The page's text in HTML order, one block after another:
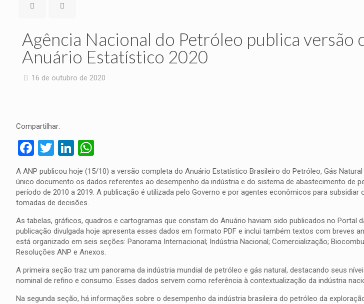
Agência Nacional do Petróleo publica versão
Anuário Estatístico 2020
16 de outubro de 2020
Compartilhar:
Facebook
TwitterLinkedIn
WhatsApp
A ANP publicou hoje (15/10) a versão completa do Anuário Estatístico Brasileiro do Petróleo, Gás
único documento os dados referentes ao desempenho da indústria e do sistema de abastecimento de
período de 2010 a 2019. A publicação é utilizada pelo Governo e por agentes econômicos para subsidiar
tomadas de decisões.
As tabelas, gráficos, quadros e cartogramas que constam do Anuário haviam sido publicados no Portal
publicação divulgada hoje apresenta esses dados em formato PDF e inclui também textos com breves
está organizado em seis seções: Panorama Internacional; Indústria Nacional; Comercialização;
Resoluções ANP e Anexos.
A primeira seção traz um panorama da indústria mundial de petróleo e gás natural, destacando seus
nominal de refino e consumo. Esses dados servem como referência à contextualização da indústria
Na segunda seção, há informações sobre o desempenho da indústria brasileira do petróleo da